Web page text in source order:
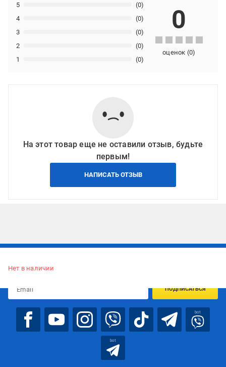
1 (0)
2 (0)
3 (0)
4 (0)
5 (0)
0
оценок (0)
На этот товар еще не оставили отзыв, будьте
первым!
НАПИСАТЬ ОТЗЫВ
Нет в наличии
ПОДПИСАТЬСЯ
bot
bot